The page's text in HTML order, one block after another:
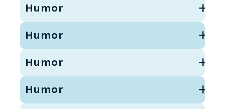
Humor
Humor
Humor
Humor